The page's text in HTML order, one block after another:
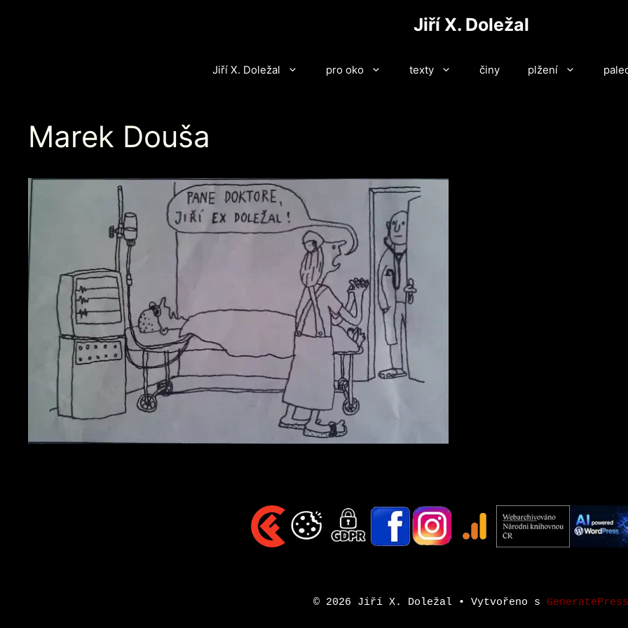
Jiří X. Doležal
Jiří X. Doležal pro oko texty činy plžení
Marek Douša
© 2026 Jiří X. Doležal • Vytvořeno s GeneratePress